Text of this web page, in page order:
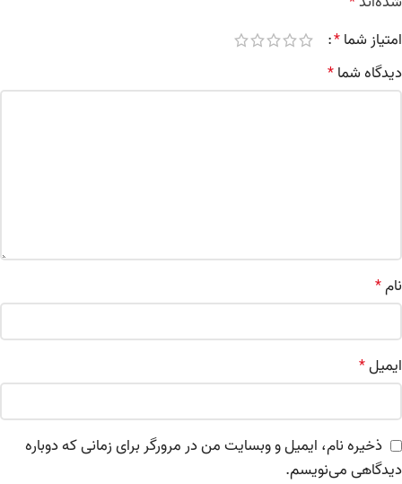
امتیاز شما*
دیدگاه شما*
نام*
ایمیل*
ذخیره نام، ایمیل و وبسایت من در مرورگر برای زمانی که دوباره
دیدگاهی می‌نویسم.